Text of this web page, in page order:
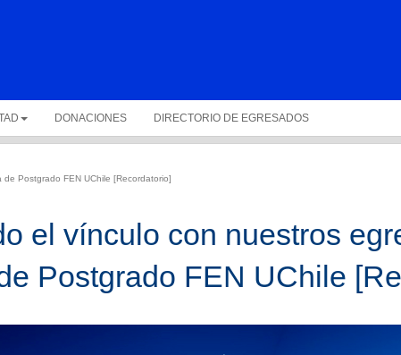
DONACIONES DIRECTORIO DE EGRESADOS
Postgrado FEN UChile [Recordatorio]
el vínculo con nuestros
Postgrado FEN UChile